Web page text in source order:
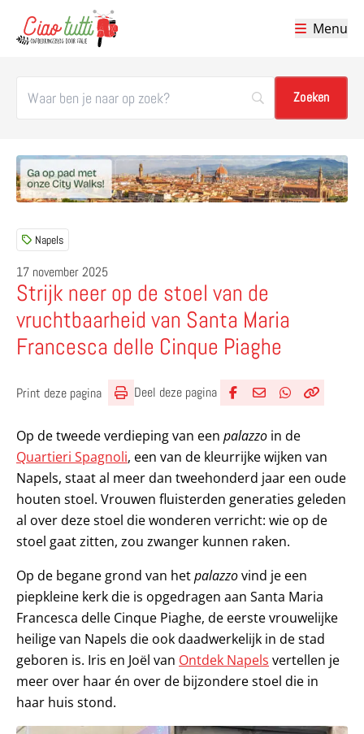
Menu
Napels
17 november 2025
Strijk neer op de stoel van de
vruchtbaarheid van Santa Maria
Francesca delle Cinque Piaghe
Print deze pagina Deel deze pagina
Op de tweede verdieping van een palazzo in de
Quartieri Spagnoli, een van de kleurrijke wijken van
Napels, staat al meer dan tweehonderd jaar een oude
houten stoel. Vrouwen fluisterden generaties geleden
al over deze stoel die wonderen verricht: wie op de
stoel gaat zitten, zou zwanger kunnen raken.
Op de begane grond van hetpalazzovind je een
piepkleine kerk die is opgedragen aan Santa Maria
Francesca delle Cinque Piaghe, de eerste vrouwelijke
heilige van Napels die ook daadwerkelijk in de stad
geboren is. Iris en Joël van Ontdek Napels vertellen je
meer over haar én over de bijzondere stoel die in
haar huis stond.